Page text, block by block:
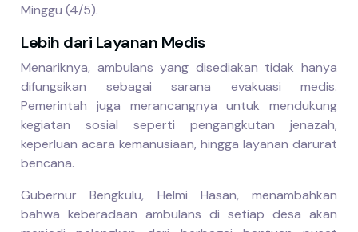
Minggu (4/5).
Lebih dari Layanan Medis
Menariknya, ambulans yang disediakan tidak hanya
difungsikan sebagai sarana evakuasi medis.
Pemerintah juga merancangnya untuk mendukung
kegiatan sosial seperti pengangkutan jenazah,
keperluan acara kemanusiaan, hingga layanan darurat
bencana.
Gubernur Bengkulu, Helmi Hasan, menambahkan
bahwa keberadaan ambulans di setiap desa akan